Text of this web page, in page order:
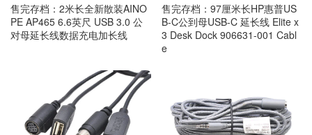
售完存档：2米长全新散装AINO
PE AP465 6.6英尺 USB 3.0 公
对母延长线数据充电加长线
售完存档：97厘米长HP惠普US
B-C公到母USB-C 延长线 Elite x
3 Desk Dock 906631-001 Cabl
e